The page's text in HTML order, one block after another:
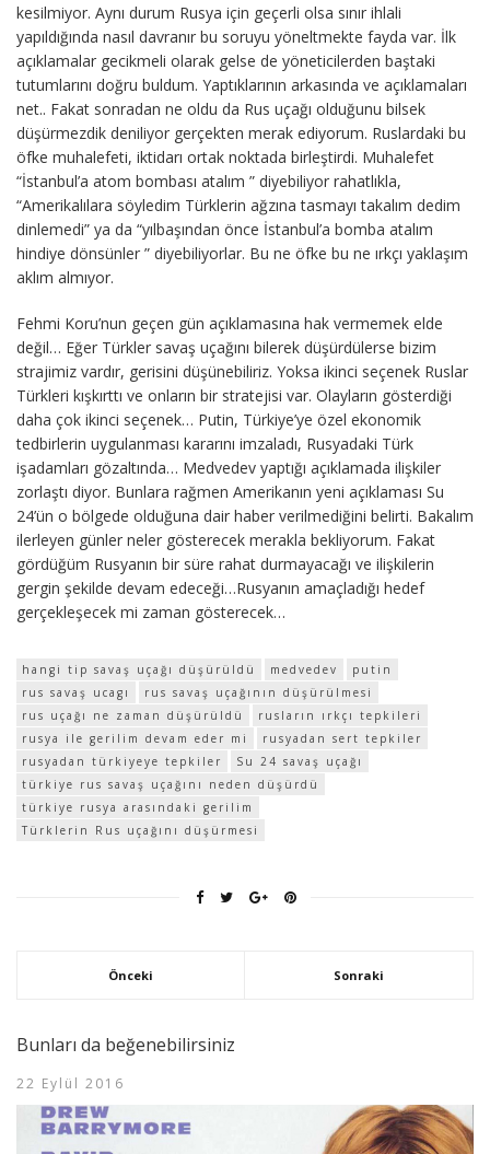
kesilmiyor. Aynı durum Rusya için geçerli olsa sınır ihlali
yapıldığında nasıl davranır bu soruyu yöneltmekte fayda var. İlk
açıklamalar gecikmeli olarak gelse de yöneticilerden baştaki
tutumlarını doğru buldum. Yaptıklarının arkasında ve açıklamaları
net.. Fakat sonradan ne oldu da Rus uçağı olduğunu bilsek
düşürmezdik deniliyor gerçekten merak ediyorum. Ruslardaki bu
öfke muhalefeti, iktidarı ortak noktada birleştirdi. Muhalefet
“İstanbul’a atom bombası atalım ” diyebiliyor rahatlıkla,
“Amerikalılara söyledim Türklerin ağzına tasmayı takalım dedim
dinlemedi” ya da “yılbaşından önce İstanbul’a bomba atalım
hindiye dönsünler ” diyebiliyorlar. Bu ne öfke bu ne ırkçı yaklaşım
aklım almıyor.
Fehmi Koru’nun geçen gün açıklamasına hak vermemek elde
değil… Eğer Türkler savaş uçağını bilerek düşürdülerse bizim
strajimiz vardır, gerisini düşünebiliriz. Yoksa ikinci seçenek Ruslar
Türkleri kışkırttı ve onların bir stratejisi var. Olayların gösterdiği
daha çok ikinci seçenek… Putin, Türkiye’ye özel ekonomik
tedbirlerin uygulanması kararını imzaladı, Rusyadaki Türk
işadamları gözaltında… Medvedev yaptığı açıklamada ilişkiler
zorlaştı diyor. Bunlara rağmen Amerikanın yeni açıklaması Su
24’ün o bölgede olduğuna dair haber verilmediğini belirti. Bakalım
ilerleyen günler neler gösterecek merakla bekliyorum. Fakat
gördüğüm Rusyanın bir süre rahat durmayacağı ve ilişkilerin
gergin şekilde devam edeceği…Rusyanın amaçladığı hedef
gerçekleşecek mi zaman gösterecek…
hangi tip savaş uçağı düşürüldü medvedev
putin
rus savaş ucagı
rus savaş uçağının düşürülmesi
rus uçağı ne zaman düşürüldü
rusların ırkçı tepkileri
rusya ile gerilim devam eder mi
rusyadan sert tepkiler
rusyadan türkiyeye tepkiler
Su 24 savaş uçağı
türkiye rus savaş uçağını neden düşürdü
türkiye rusya arasındaki gerilim
Türklerin Rus uçağını düşürmesi
Önceki Sonraki
Bunları da beğenebilirsiniz
22 Eylül 2016